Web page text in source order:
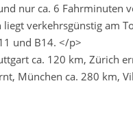
nur ca. 6 Fahrminuten
verkehrsgünstig am
und B14. </p>
ca. 120 km, Zürich
München ca. 280 km,